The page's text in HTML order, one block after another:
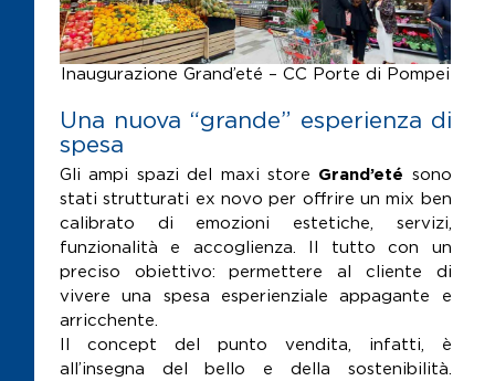
Inaugurazione Grand’eté – CC Porte di Pompei
Una nuova “grande” esperienza di
spesa
Gli ampi spazi del maxi store Grand’eté sono
stati strutturati ex novo per offrire un mix ben
calibrato di emozioni estetiche, servizi,
funzionalità e accoglienza. Il tutto con un
preciso obiettivo: permettere al cliente di
vivere una spesa esperienziale appagante e
arricchente.
Il concept del punto vendita, infatti, è
all’insegna del bello e della sostenibilità.